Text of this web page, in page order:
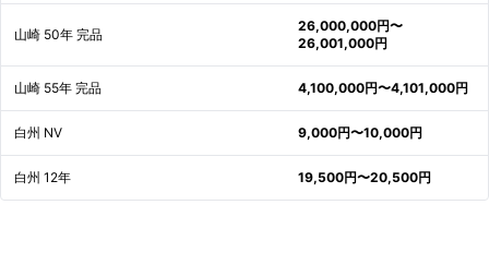
山崎 50年 完品
26,000,000円〜
26,001,000円
山崎 55年 完品 4,100,000円〜4,101,000円
白州 NV 9,000円〜10,000円
白州 12年 19,500円〜20,500円